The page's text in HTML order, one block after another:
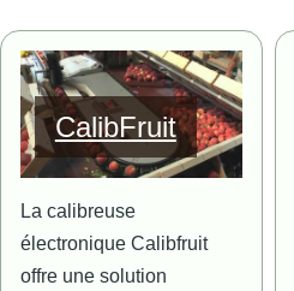
Image
CalibFruit
La calibreuse
électronique Calibfruit
offre une solution